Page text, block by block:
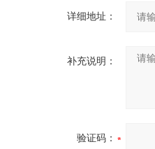
详细地址：
补充说明：
验证码：